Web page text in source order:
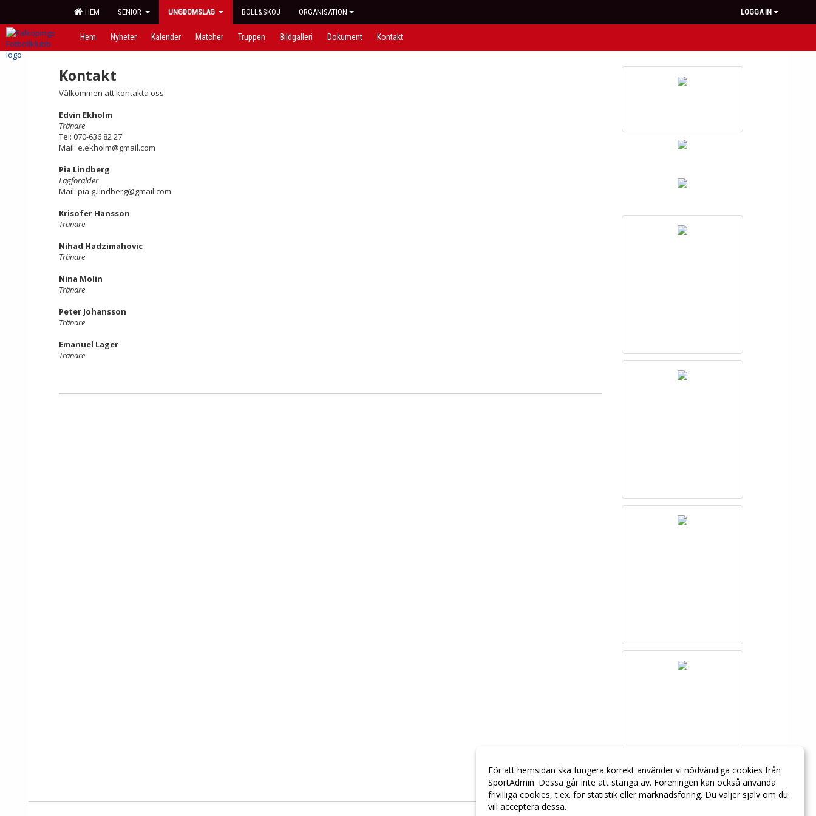
HEM SENIOR UNGDOMSLAG BOLL&SKOJ ORGANISATION LOGGA IN
Hem Nyheter Kalender Matcher Truppen Bildgalleri Dokument Kontakt
Kontakt
Välkommen att kontakta oss.
Edvin Ekholm
Tränare
Tel: 070-636 82 27
Mail: e.ekholm@gmail.com
Pia Lindberg
Lagförälder
Mail: pia.g.lindberg@gmail.com
Krisofer Hansson
Tränare
Nihad Hadzimahovic
Tränare
Nina Molin
Tränare
Peter Johansson
Tränare
Emanuel Lager
Tränare
För att hemsidan ska fungera korrekt använder vi nödvändiga cookies från
SportAdmin. Dessa går inte att stänga av. Föreningen kan också använda
frivilliga cookies, t.ex. för statistik eller marknadsföring. Du väljer själv om du
vill acceptera dessa.